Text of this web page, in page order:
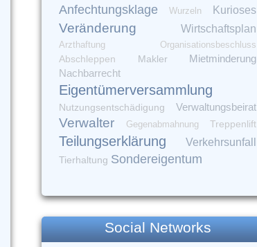
Anfechtungsklage Wurzeln Kurioses
Veränderung Wirtschaftsplan
Arzthaftung
Organisationsbeschluss
Abschleppen
Makler Mietminderung
Nachbarrecht
Eigentümerversammlung
Nutzungsentschädigung Verwaltungsbeirat
Verwalter Gegenabmahnung Treppenlift
Teilungserklärung Verkehrsunfall
Tierhaltung Sondereigentum
Social Networks